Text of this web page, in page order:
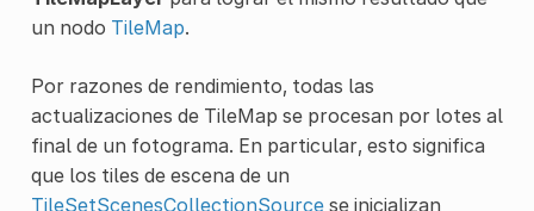
un nodo TileMap.
Por razones de rendimiento, todas las
actualizaciones de TileMap se procesan por lotes al
final de un fotograma. En particular, esto significa
que los tiles de escena de un
TileSetScenesCollectionSourcese inicializan